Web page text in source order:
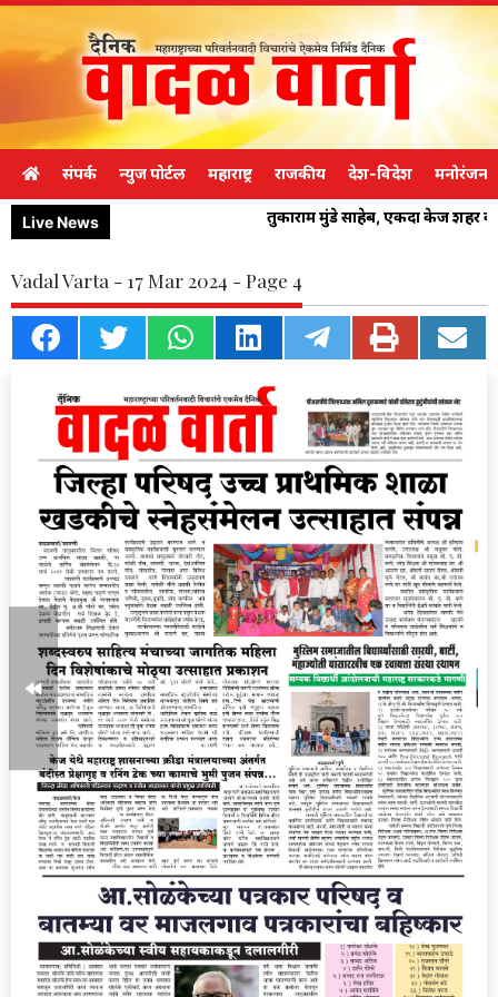
संपर्क न्युज पोर्टल महाराष्ट्र राजकीय देश-विदेश मनोरंजन
Live News तुकाराम मुंडे साहेब, एकदा केज शहर व
Vadal Varta - 17 Mar 2024 - Page 4